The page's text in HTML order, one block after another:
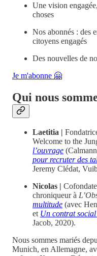
Une vision
choses
Nos abonnés : des
citoyens engagés
Des nouvelles de
Je m'abonne 🤗
Qui nous
Laetitia |
Welcome to the
l’ouvrage
pour recruter des
Jeremy Clédat,
Nicolas |
chroniqueur à
multitude (avec
et Un contrat
Jacob, 2020).
Nous sommes mariés
Munich, en Allemagne,